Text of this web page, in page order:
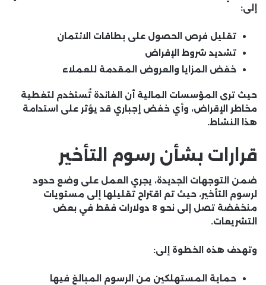
إلى:
تقليل فرص الحصول على بطاقات الائتمان
تشديد شروط الإقراض
خفض المزايا والعروض المقدمة للعملاء
حيث ترى المؤسسات المالية أن الفائدة تُستخدم لتغطية
مخاطر الإقراض، وأي خفض إجباري قد يؤثر على استدامة
هذا النشاط.
قرارات بشأن رسوم التأخير
ضمن التوجهات الجديدة، يجري العمل على وضع حدود
لرسوم التأخير، حيث تم اقتراح تقليلها إلى مستويات
منخفضة تصل إلى نحو 8 دولارات فقط في بعض
التشريعات.
وتهدف هذه الخطوة إلى:
حماية المستهلكين من الرسوم المبالغ فيها